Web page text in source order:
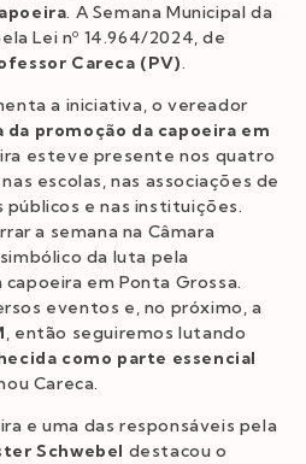
. A Semana Municipal da
Lei nº 14.964/2024, de
Careca (PV).
a iniciativa, o vereador
promoção da capoeira em
esteve presente nos quatro
escolas, nas associações de
públicos e nas instituições.
a semana na Câmara
da luta pela
em Ponta Grossa.
eventos e, no próximo, a
, então seguiremos lutando
como parte essencial
Careca.
e uma das responsáveis pela
Schwebel destacou o